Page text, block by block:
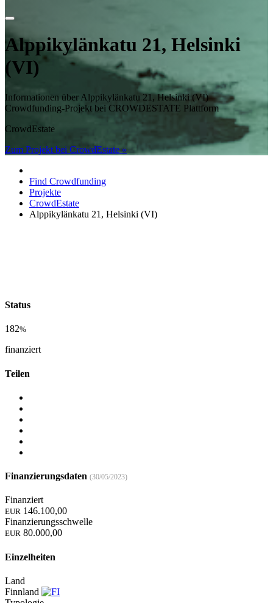
Alppikylänkatu 21, Helsinki
(VI)
Informationen über Alppikylänkatu 21, Helsinki (VI)
Crowdfunding-Projekt bei CROWDESTATE Plattform
CrowdEstate
Zum Projekt bei CrowdEstate »
Find Crowdfunding
Projekte
CrowdEstate
Alppikylänkatu 21, Helsinki (VI)
Status
182%
finanziert
Teilen
Finanzierungsdaten (30/05/2023)
Finanziert
EUR 146.100,00
Finanzierungsschwelle
EUR 80.000,00
Einzelheiten
Land
Finnland